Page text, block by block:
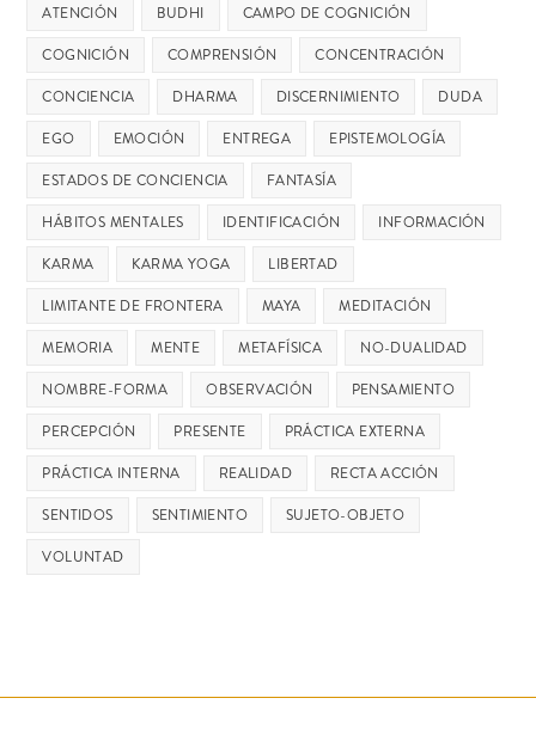
ATENCIÓN
BUDHI
CAMPO DE COGNICIÓN
COGNICIÓN
COMPRENSIÓN
CONCENTRACIÓN
CONCIENCIA
DHARMA DISCERNIMIENTO
DUDA
EGO
EMOCIÓN ENTREGA
EPISTEMOLOGÍA
ESTADOS DE CONCIENCIA
FANTASÍA
HÁBITOS MENTALES
IDENTIFICACIÓN
INFORMACIÓN
KARMA
KARMA YOGA
LIBERTAD
LIMITANTE DE FRONTERA
MAYA
MEDITACIÓN
MEMORIA
MENTE METAFÍSICA
NO-DUALIDAD
NOMBRE-FORMA
OBSERVACIÓN
PENSAMIENTO
PERCEPCIÓN
PRESENTE
PRÁCTICA EXTERNA
PRÁCTICA INTERNA
REALIDAD
RECTA ACCIÓN
SENTIDOS
SENTIMIENTO
SUJETO-OBJETO
VOLUNTAD